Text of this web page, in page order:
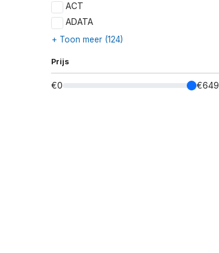
ACT
ADATA
+ Toon meer (124)
Prijs
€0 €649